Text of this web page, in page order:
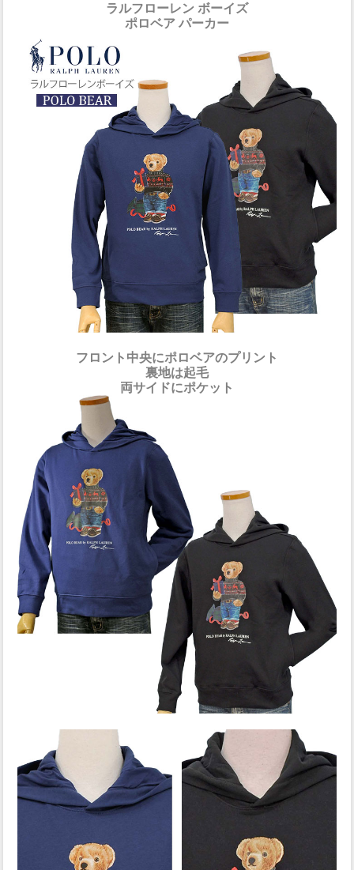
ラルフローレン ボーイズ
ポロベア パーカー
フロント中央にポロベアのプリント
裏地は起毛
両サイドにポケット